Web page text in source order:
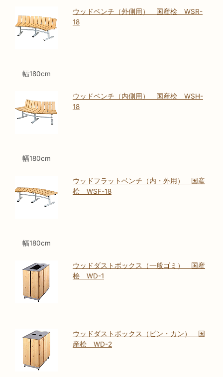
幅180cm
ウッドベンチ（外側用） 国産桧 WSR-
18
幅180cm
ウッドベンチ（内側用） 国産桧 WSH-
18
幅180cm
ウッドフラットベンチ（内・外用） 国産
桧 WSF-18
ウッドダストボックス（一般ゴミ） 国産
桧 WD-1
ウッドダストボックス（ビン・カン） 国
産桧 WD-2